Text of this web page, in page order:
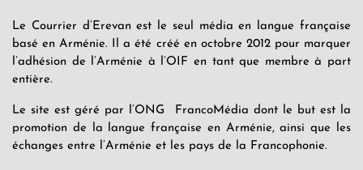
Le Courrier d’Erevan est le seul média en langue française
basé en Arménie. Il a été créé en octobre 2012 pour marquer
l’adhésion de l’Arménie à l’OIF en tant que membre à part
entière.
Le site est géré par l’ONG FrancoMédia dont le but est la
promotion de la langue française en Arménie, ainsi que les
échanges entre l’Arménie et les pays de la Francophonie.